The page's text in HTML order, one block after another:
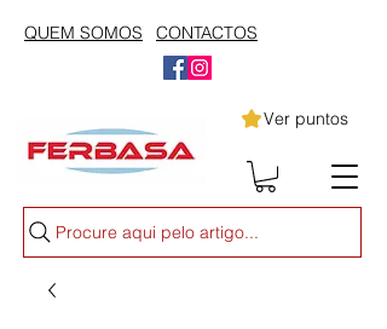
QUEM SOMOS CONTACTOS
Ver puntos
Procure aqui pelo artigo...